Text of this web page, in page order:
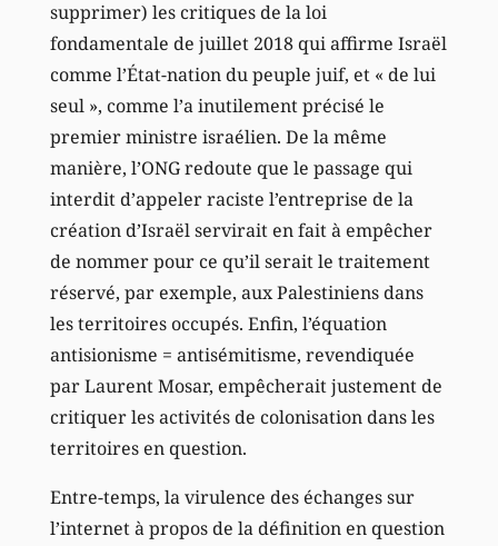
supprimer) les critiques de la loi
fondamentale de juillet 2018 qui affirme Israël
comme l’État-nation du peuple juif, et « de lui
seul », comme l’a inutilement précisé le
premier ministre israélien. De la même
manière, l’ONG redoute que le passage qui
interdit d’appeler raciste l’entreprise de la
création d’Israël servirait en fait à empêcher
de nommer pour ce qu’il serait le traitement
réservé, par exemple, aux Palestiniens dans
les territoires occupés. Enfin, l’équation
antisionisme = antisémitisme, revendiquée
par Laurent Mosar, empêcherait justement de
critiquer les activités de colonisation dans les
territoires en question.
Entre-temps, la virulence des échanges sur
l’internet à propos de la définition en question